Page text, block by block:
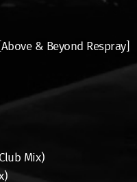
& Beyond Respray]
Mix)